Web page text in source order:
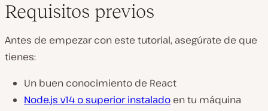
Requisitos previos
Antes de empezar con este tutorial, asegúrate de que
tienes:
Un buen conocimiento de React
Node.js v14 o superior instalado en tu máquina